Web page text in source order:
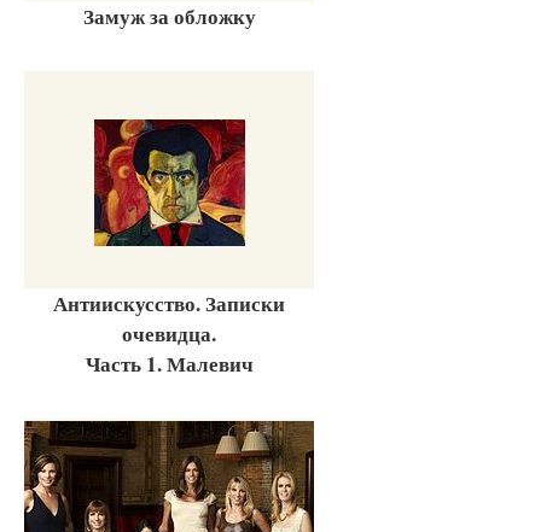
Замуж за обложку
Антиискусство. Записки
очевидца.
Часть 1. Малевич